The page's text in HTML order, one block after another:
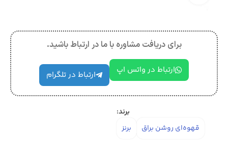
برای دریافت مشاوره با ما در ارتباط باشید.
ارتباط در واتس اپ ارتباط در تلگرام
برند:
قهوه‌ای روشن براق
برنز